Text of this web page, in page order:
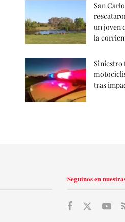
San
un joven
la
Siniestro
tras
Seguínos en